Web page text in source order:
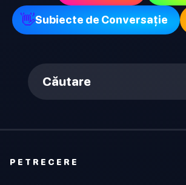
👋Subiecte de Conversație
Căutare
PETRECERE